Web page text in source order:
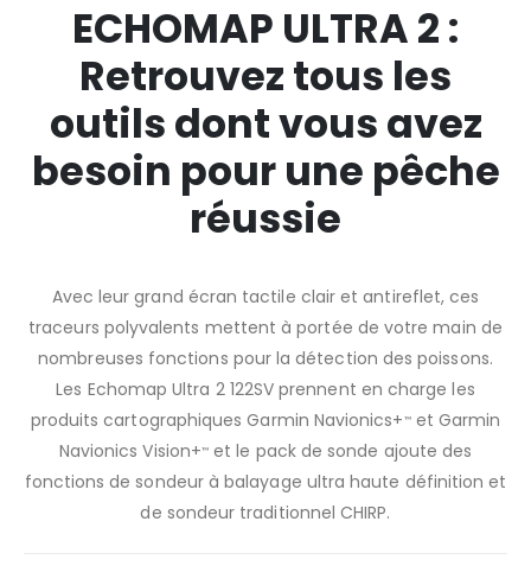
ECHOMAP ULTRA 2 :
Retrouvez tous les
outils dont vous avez
besoin pour une pêche
réussie
Avec leur grand écran tactile clair et antireflet, ces
traceurs polyvalents mettent à portée de votre main de
nombreuses fonctions pour la détection des poissons.
Les Echomap Ultra 2 122SV prennent en charge les
produits cartographiques Garmin Navionics+™et Garmin
Navionics Vision+™ et le pack de sonde ajoute des
fonctions de sondeur à balayage ultra haute définition et
de sondeur traditionnel CHIRP.